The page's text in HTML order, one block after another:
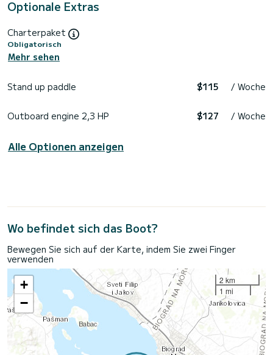
Optionale Extras
Charterpaket
Obligatorisch
Mehr sehen
Stand up paddle $115 / Woche
Outboard engine 2,3 HP $127 / Woche
Alle Optionen anzeigen
Wo befindet sich das Boot?
Bewegen Sie sich auf der Karte, indem Sie zwei Finger
verwenden
+
−
2 km
1 mi